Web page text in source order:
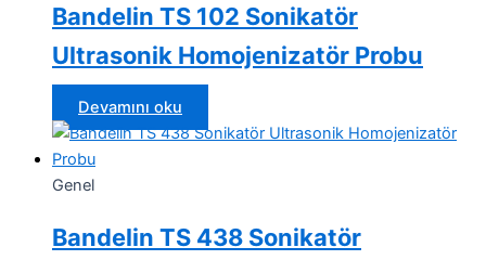
Bandelin TS 102 Sonikatör
Ultrasonik Homojenizatör Probu
Devamını oku
Genel
Bandelin TS 438 Sonikatör